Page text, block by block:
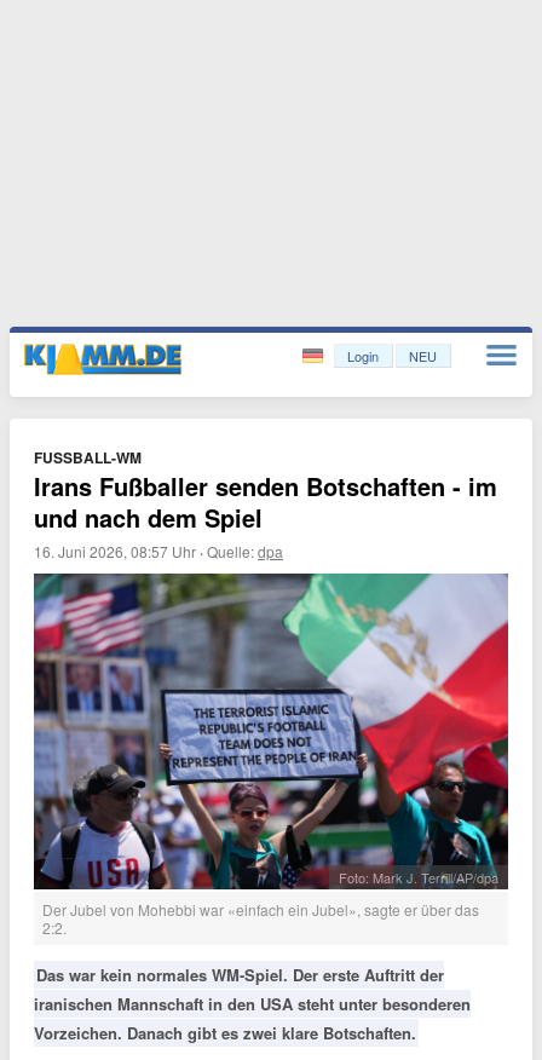
Login NEU
FUSSBALL-WM
Irans Fußballer senden Botschaften - im
und nach dem Spiel
16. Juni 2026, 08:57 Uhr ·Quelle:dpa
Foto: Mark J. Terrill/AP/dpa
Der Jubel von Mohebbi war «einfach ein Jubel», sagte er über das
2:2.
Das war kein normales WM-Spiel. Der erste Auftritt der
iranischen Mannschaft in den USA steht unter besonderen
Vorzeichen. Danach gibt es zwei klare Botschaften.